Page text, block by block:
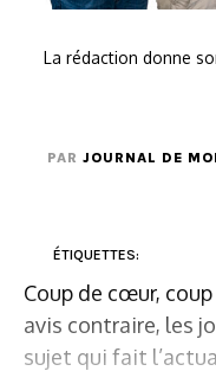
La rédaction donne
PAR JOURNAL DE
ÉTIQUETTES:
Coup de cœur,
avis contraire, les
sujet qui fait